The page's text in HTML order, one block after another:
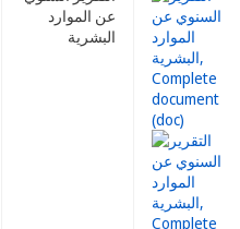
عن الموارد
البشرية